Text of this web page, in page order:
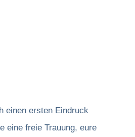
einen ersten Eindruck
eine freie Trauung, eure